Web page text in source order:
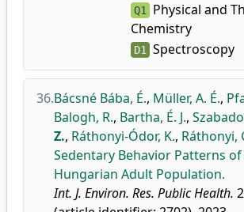
Q1 Physical and
Chemistry
D1 Spectroscopy
36.Bácsné Bába, É., Müller, A. É.,
Balogh, R., Bartha, É. J.,
Z., Ráthonyi-Ódor, K., Ráthonyi,
Sedentary Behavior Patterns
Hungarian Adult Population.
Int. J. Environ. Res. Public Health.